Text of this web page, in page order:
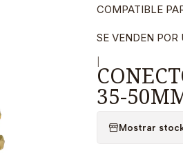
COMPATIBLE
SE VENDEN POR
35-
Mostrar